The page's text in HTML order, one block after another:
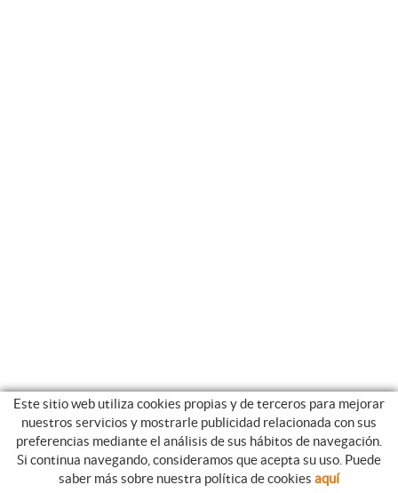
GUIA DE COMPRA
Este sitio web utiliza cookies propias y de terceros para mejorar
nuestros servicios y mostrarle publicidad relacionada con sus
preferencias mediante el análisis de sus hábitos de navegación.
Si continua navegando, consideramos que acepta su uso. Puede
saber más sobre nuestra política de cookies aquí